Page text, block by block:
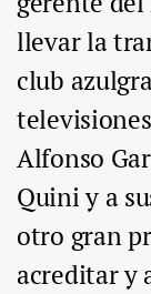
llevar la
club
Alfonso
Quini y a
otro gran
acreditar y